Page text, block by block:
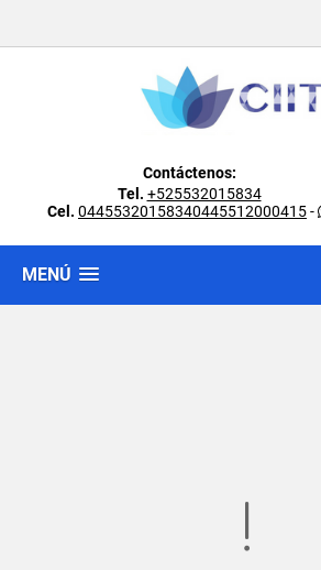
Contáctenos:
Tel. +525532015834
Cel. 04455320158340445512000415-
MENÚ